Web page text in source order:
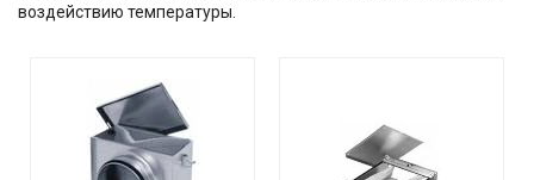
воздействию температуры.